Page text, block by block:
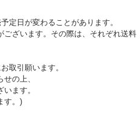
定日が変わることがあります。
ざいます。その際は、それぞれ送料
取引願います。
の上、
ます。
す。)